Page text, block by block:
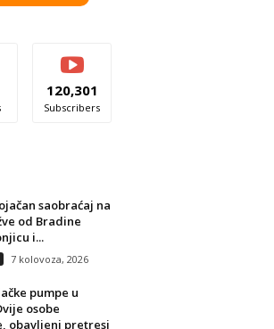
120,301
Subscribers
saobraćaj na
od Bradine
i...
7 kolovoza, 2026
pumpe u
osobe
obavljeni pretresi